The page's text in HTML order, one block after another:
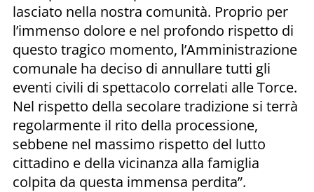
lasciato nella nostra comunità. Proprio per
l’immenso dolore e nel profondo rispetto di
questo tragico momento, l’Amministrazione
comunale ha deciso di annullare tutti gli
eventi civili di spettacolo correlati alle Torce.
Nel rispetto della secolare tradizione si terrà
regolarmente il rito della processione,
sebbene nel massimo rispetto del lutto
cittadino e della vicinanza alla famiglia
colpita da questa immensa perdita”.